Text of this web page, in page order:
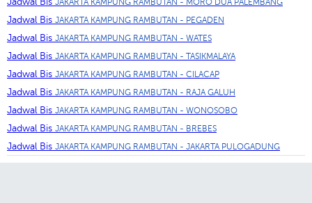
Jadwal Bis JAKARTA KAMPUNG RAMBUTAN - PEGADEN
Jadwal Bis JAKARTA KAMPUNG RAMBUTAN - WATES
Jadwal Bis JAKARTA KAMPUNG RAMBUTAN - TASIKMALAYA
Jadwal Bis JAKARTA KAMPUNG RAMBUTAN - CILACAP
Jadwal Bis JAKARTA KAMPUNG RAMBUTAN - RAJA GALUH
Jadwal Bis JAKARTA KAMPUNG RAMBUTAN - WONOSOBO
Jadwal Bis JAKARTA KAMPUNG RAMBUTAN - BREBES
Jadwal Bis JAKARTA KAMPUNG RAMBUTAN - JAKARTA PULOGADUNG